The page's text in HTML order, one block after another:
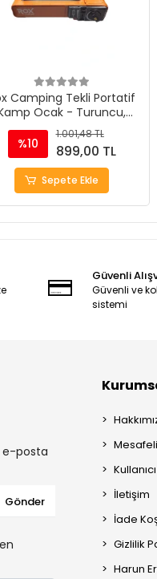
Camping Tekli Portatif
Ocak - Turuncu,
Ekstra Gaz Girişli
%10
1.001,48 TL
899,00 TL
Sepete Ekle
Güvenli
Güvenli ve
sistemi
e-posta
Gönder
İletişim
İade
Gizlilik
Harun